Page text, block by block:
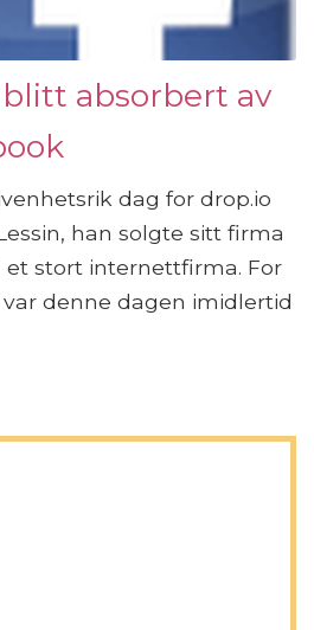
absorbert av
dag for drop.io
han solgte sitt firma
stort internettfirma. For
denne dagen imidlertid